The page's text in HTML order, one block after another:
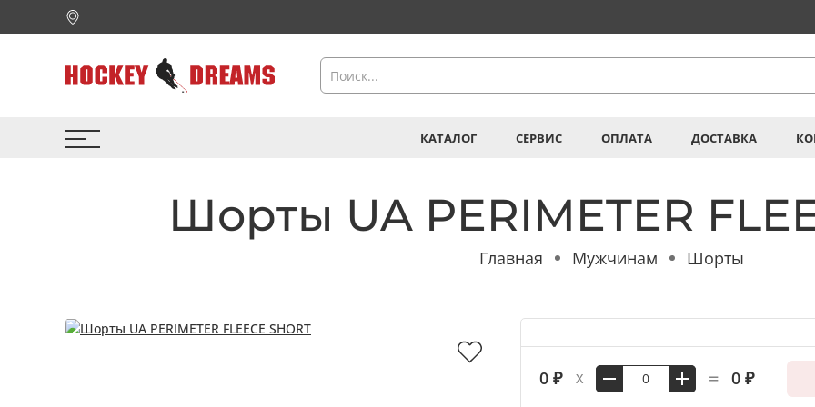
КАТАЛОГ СЕРВИС ОПЛАТА ДОСТАВКА
Шорты UA PERIMETER
Главная Мужчинам Шорты
0 ₽ X = 0 ₽